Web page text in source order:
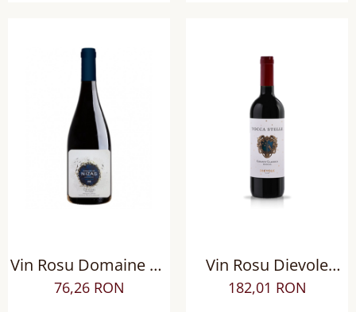
Vin Rosu Domaine de
Nizas Le Clos AOP
Languedoc
76,26 RON
Vin Rosu Dievole
Tocca le Stelle Chianti
Classico DOCG sec
182,01 RON